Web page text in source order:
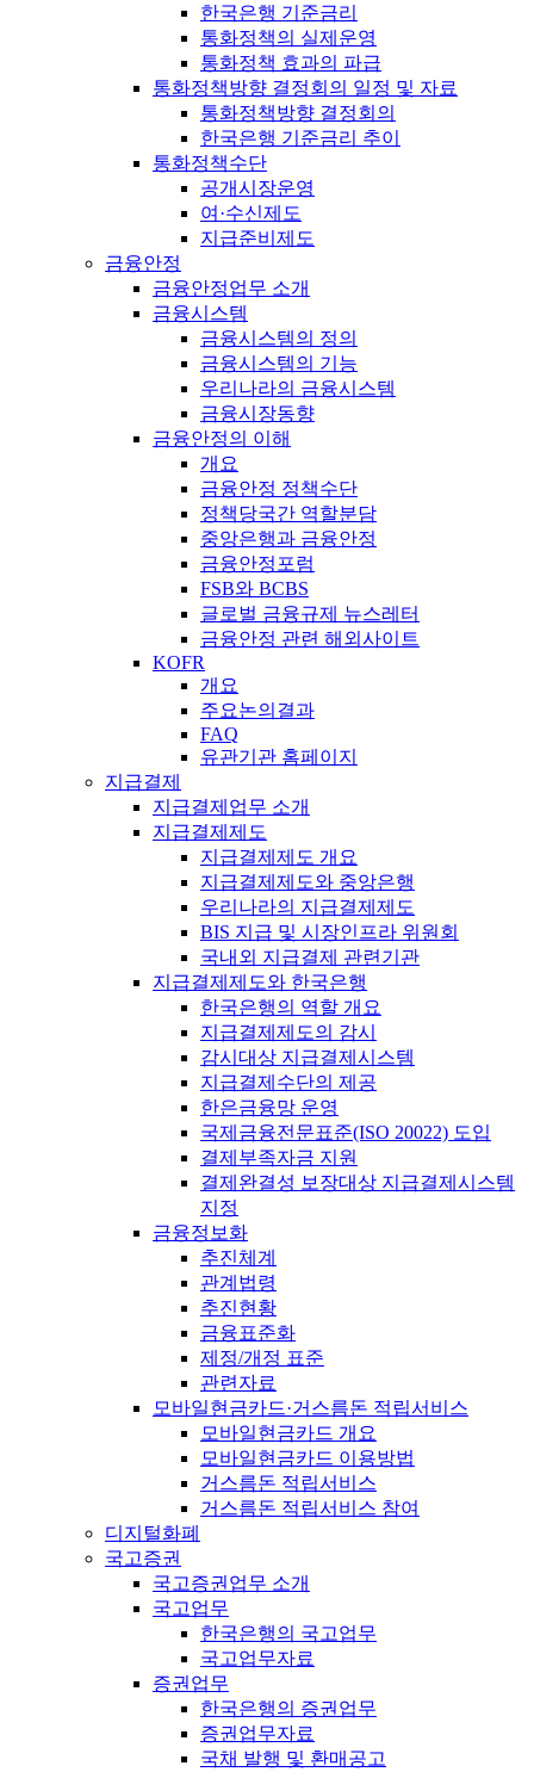
한국은행 기준금리
통화정책의 실제운영
통화정책 효과의 파급
통화정책방향 결정회의 일정 및 자료
통화정책방향 결정회의
한국은행 기준금리 추이
통화정책수단
공개시장운영
여·수신제도
지급준비제도
금융안정
금융안정업무 소개
금융시스템
금융시스템의 정의
금융시스템의 기능
우리나라의 금융시스템
금융시장동향
금융안정의 이해
개요
금융안정 정책수단
정책당국간 역할분담
중앙은행과 금융안정
금융안정포럼
FSB와 BCBS
글로벌 금융규제 뉴스레터
금융안정 관련 해외사이트
KOFR
개요
주요논의결과
FAQ
유관기관 홈페이지
지급결제
지급결제업무 소개
지급결제제도
지급결제제도 개요
지급결제제도와 중앙은행
우리나라의 지급결제제도
BIS 지급 및 시장인프라 위원회
국내외 지급결제 관련기관
지급결제제도와 한국은행
한국은행의 역할 개요
지급결제제도의 감시
감시대상 지급결제시스템
지급결제수단의 제공
한은금융망 운영
국제금융전문표준(ISO 20022) 도입
결제부족자금 지원
결제완결성 보장대상 지급결제시스템
지정
금융정보화
추진체계
관계법령
추진현황
금융표준화
제정/개정 표준
관련자료
모바일현금카드·거스름돈 적립서비스
모바일현금카드 개요
모바일현금카드 이용방법
거스름돈 적립서비스
거스름돈 적립서비스 참여
디지털화폐
국고증권
국고증권업무 소개
국고업무
한국은행의 국고업무
국고업무자료
증권업무
한국은행의 증권업무
증권업무자료
국채 발행 및 환매공고